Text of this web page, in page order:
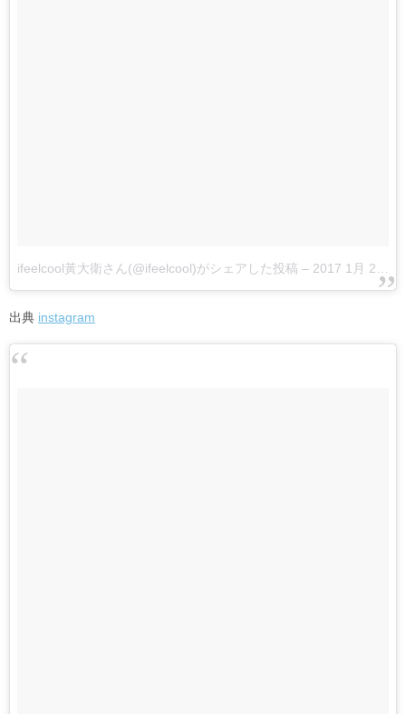
ifeelcool黃大衛さん(@ifeelcool)がシェアした投稿 – 2017 1月 2 5:58午後 PST
出典 instagram